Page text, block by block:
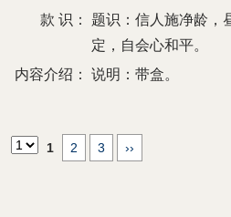
款 识：
题识：信人施净龄，
定，自会心和平。
内容介绍：
说明：带盒。
1 2 3 ››